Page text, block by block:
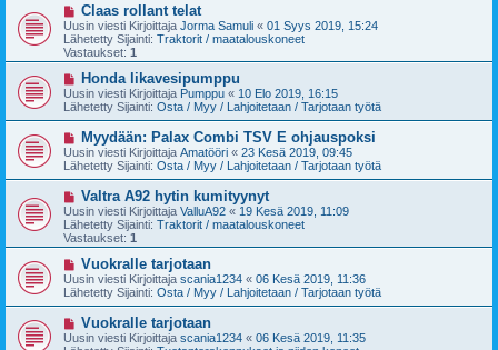
e
s
t
U
u
s
i
v
e
s
t
Claas rollant telat
Uusin viesti Kirjoittaja Jorma Samuli « 01 Syys 2019, 15:24
Lähetetty Sijainti: Traktorit / maatalouskoneet
Vastaukset: 1
U
u
s
i
v
e
s
t
Honda likavesipumppu
Uusin viesti Kirjoittaja Pumppu « 10 Elo 2019, 16:15
Lähetetty Sijainti: Osta / Myy / Lahjoitetaan / Tarjotaan työtä
U
u
s
i
v
e
s
t
Myydään: Palax Combi TSV E ohjauspoksi
Uusin viesti Kirjoittaja Amatööri « 23 Kesä 2019, 09:45
Lähetetty Sijainti: Osta / Myy / Lahjoitetaan / Tarjotaan työtä
U
u
s
i
v
s
t
Valtra A92 hytin kumityynyt
Uusin viesti Kirjoittaja ValluA92 « 19 Kesä 2019, 11:09
Lähetetty Sijainti: Traktorit / maatalouskoneet
Vastaukset: 1
U
u
s
i
v
e
Vuokralle tarjotaan
Uusin viesti Kirjoittaja scania1234 « 06 Kesä 2019, 11:36
Lähetetty Sijainti: Osta / Myy / Lahjoitetaan / Tarjotaan työtä
U
u
s
Vuokralle tarjotaan
Uusin viesti Kirjoittaja scania1234 « 06 Kesä 2019, 11:35